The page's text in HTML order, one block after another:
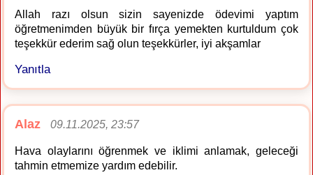
Allah razı olsun sizin sayenizde ödevimi yaptım
öğretmenimden büyük bir fırça yemekten kurtuldum çok
teşekkür ederim sağ olun teşekkürler, iyi akşamlar
Yanıtla
Alaz 09.11.2025, 23:57
Hava olaylarını öğrenmek ve iklimi anlamak, geleceği
tahmin etmemize yardım edebilir.